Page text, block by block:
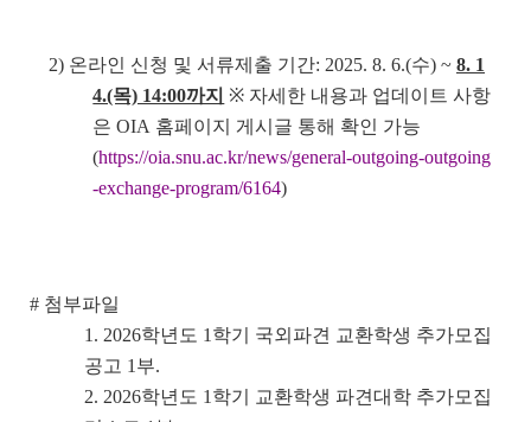
2) 온라인 신청 및 서류제출 기간: 2025. 8. 6.(수) ~ 8. 1
4.(목) 14:00까지 ※ 자세한 내용과 업데이트 사항
은 OIA 홈페이지 게시글 통해 확인 가능
(https://oia.snu.ac.kr/news/general-outgoing-outgoing
-exchange-program/6164)
# 첨부파일
1. 2026학년도 1학기 국외파견 교환학생 추가모집
공고 1부.
2. 2026학년도 1학기 교환학생 파견대학 추가모집